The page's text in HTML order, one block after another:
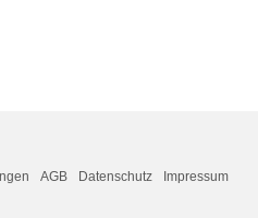
AGB Datenschutz Impressum